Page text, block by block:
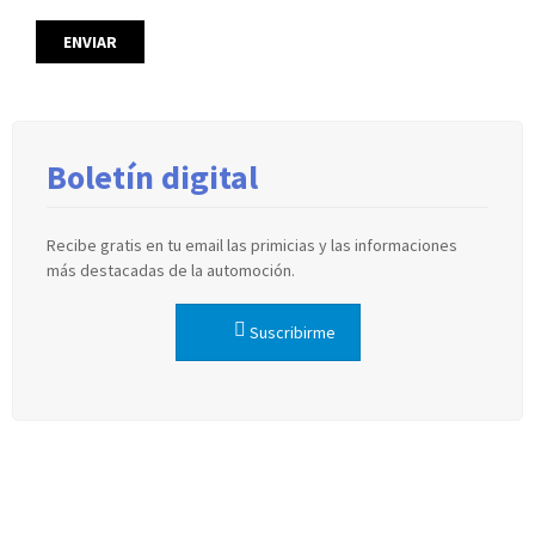
Boletín digital
Recibe gratis en tu email las primicias y las informaciones
más destacadas de la automoción.
Suscribirme